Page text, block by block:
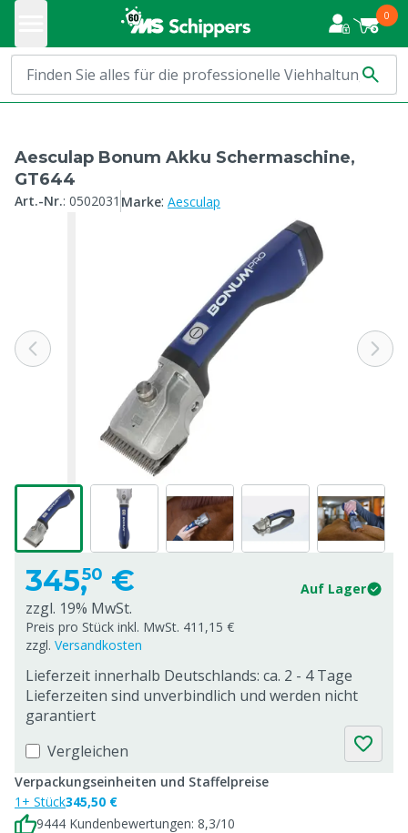
0
Aesculap Bonum Akku Schermaschine,
GT644
Art.-Nr.: 0502031 Marke: Aesculap
345,50 € Auf Lager
zzgl. 19% MwSt.
Preis pro Stück inkl. MwSt. 411,15 €
zzgl. Versandkosten
Lieferzeit innerhalb Deutschlands: ca. 2 - 4 Tage
Lieferzeiten sind unverbindlich und werden nicht
garantiert
Vergleichen
Verpackungseinheiten und Staffelpreise
1+ Stück345,50 €
9444 Kundenbewertungen: 8,3/10